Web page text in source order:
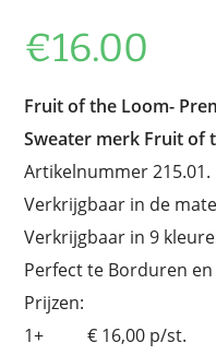
€16.00
Fruit of the Loom-
Sweater merk Fruit of
Artikelnummer 215.01.
Verkrijgbaar in de
Verkrijgbaar in 9
Perfect te Borduren
Prijzen:
1+ € 16,00 p/st.